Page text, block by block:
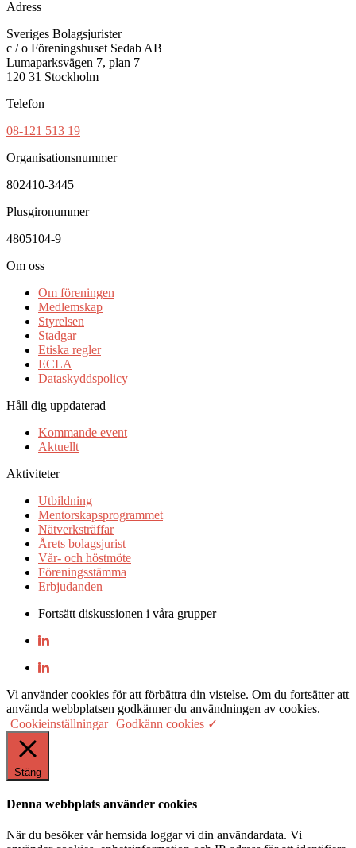
Adress
Sveriges Bolagsjurister
c / o Föreningshuset Sedab AB
Lumaparksvägen 7, plan 7
120 31 Stockholm
Telefon
08-121 513 19
Organisationsnummer
802410-3445
Plusgironummer
4805104-9
Om oss
Om föreningen
Medlemskap
Styrelsen
Stadgar
Etiska regler
ECLA
Dataskyddspolicy
Håll dig uppdaterad
Kommande event
Aktuellt
Aktiviteter
Utbildning
Mentorskapsprogrammet
Nätverksträffar
Årets bolagsjurist
Vår- och höstmöte
Föreningsstämma
Erbjudanden
Fortsätt diskussionen i våra grupper
Vi använder cookies för att förbättra din vistelse. Om du fortsätter att
använda webbplatsen godkänner du användningen av cookies.
Cookieinställningar Godkänn cookies ✓
Stäng
Denna webbplats använder cookies
När du besöker vår hemsida loggar vi din användardata. Vi